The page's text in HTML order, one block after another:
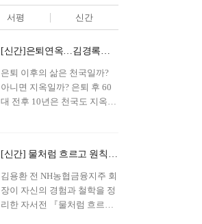
서평 신간
[신간]은퇴연옥…김경록의 은퇴 후 삶의 나침반
은퇴 이후의 삶은 천국일까?
아니면 지옥일까? 은퇴 후 60
대 전후 10년은 천국도 지옥도
은퇴 설계를 가이드해 온 김경
록 옵투스자산운용의 고문이
신간 『은퇴연옥』을 내놓았
다.단테는 지옥을 '모든 희망을
[신간] 물처럼 흐르고 원칙으로 서다…김용환의 통찰을 담다
김용환 전 NH농협금융지주 회
장이 자신의 경험과 철학을 정
리한 자서전 『물처럼 흐르고